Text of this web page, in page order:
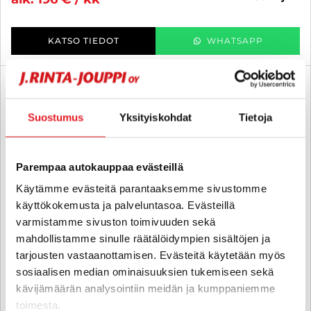
Suostumus Yksityiskohdat Tietoja
Parempaa autokauppaa evästeillä
Käytämme evästeitä parantaaksemme sivustomme
käyttökokemusta ja palveluntasoa. Evästeillä
varmistamme sivuston toimivuuden sekä
mahdollistamme sinulle räätälöidympien sisältöjen ja
tarjousten vastaanottamisen. Evästeitä käytetään myös
sosiaalisen median ominaisuuksien tukemiseen sekä
kävijämäärän analysointiin meidän ja kumppaniemme
toimesta.
KATSO TIEDOT WHATSAPP
Tätä suosittelemme!